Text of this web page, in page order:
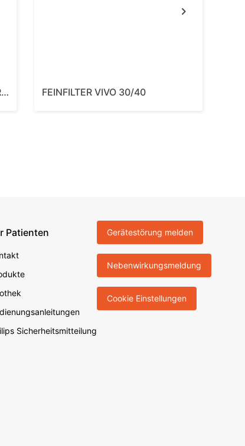
GROBSTAUBFILTER BIPAP A-SERIE FEINFILTER VIVO 30/40
Patienten
Sicherheitsmitteilung
Gerätestörung melden
Nebenwirkungsmeldung
Cookie Einstellungen